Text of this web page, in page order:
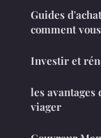
Guides
comment
Investir et
les
viager